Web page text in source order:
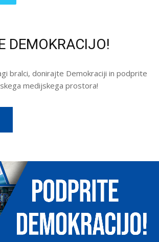
DEMOKRACIJO!
bralci, donirajte Demokraciji in podprite
medijskega prostora!